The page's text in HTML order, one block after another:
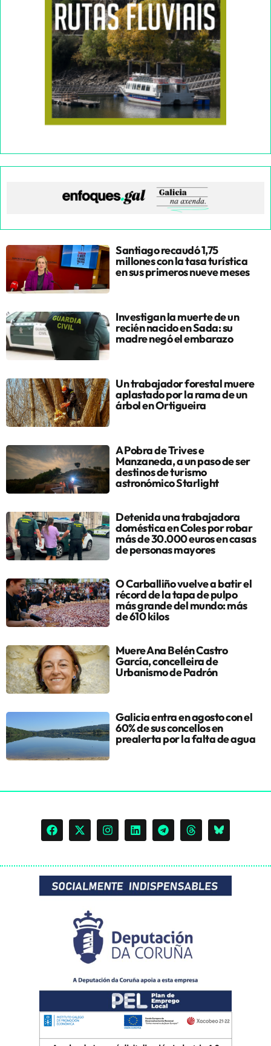
Santiago recaudó 1,75
millones con la tasa turística
en sus primeros nueve meses
Investigan la muerte de un
recién nacido en Sada: su
madre negó el embarazo
Un trabajador forestal muere
aplastado por la rama de un
árbol en Ortigueira
A Pobra de Trives e
Manzaneda, a un paso de ser
destinos de turismo
astronómico Starlight
Detenida una trabajadora
doméstica en Coles por robar
más de 30.000 euros en casas
de personas mayores
O Carballiño vuelve a batir el
récord de la tapa de pulpo
más grande del mundo: más
de 610 kilos
Muere Ana Belén Castro
García, concelleira de
Urbanismo de Padrón
Galicia entra en agosto con el
60% de sus concellos en
prealerta por la falta de agua